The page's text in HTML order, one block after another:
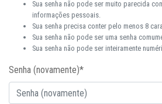
Sua senha não pode ser muito parecida
informações pessoais.
Sua senha precisa conter pelo menos 8
Sua senha não pode ser uma senha
Sua senha não pode ser inteiramente
Senha (novamente)*